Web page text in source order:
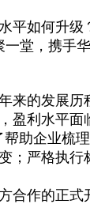
平如何升
堂，携手
来的发展
盈利水平
助企业梳
；严格执
合作的正式